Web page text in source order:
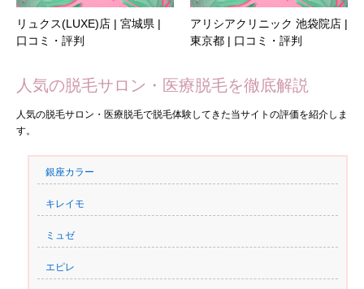
リュクス(LUXE)店 | 宮城県 |
口コミ・評判
アリシアクリニック 池袋院店 |
東京都 | 口コミ・評判
人気の脱毛サロン・医療脱毛を徹底解説
人気の脱毛サロン・医療脱毛で脱毛体験してきた当サイトの評価を紹介しま
す。
銀座カラー
キレイモ
ミュゼ
エピレ